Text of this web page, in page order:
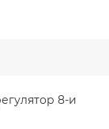
8-и